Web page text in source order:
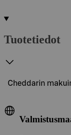
Tuotetiedot
Cheddarin